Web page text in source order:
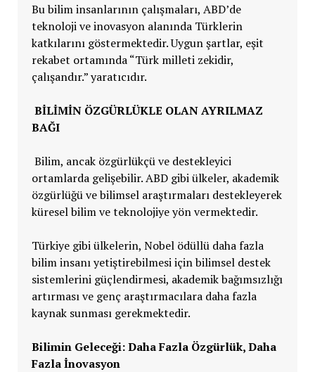
Bu bilim insanlarının çalışmaları, ABD’de
teknoloji ve inovasyon alanında Türklerin
katkılarını göstermektedir. Uygun şartlar, eşit
rekabet ortamında “Türk milleti zekidir,
çalışandır.” yaratıcıdır.
BILIMIN ÖZGÜRLÜKLE OLAN AYRILMAZ
BAĞI
Bilim, ancak özgürlükçü ve destekleyici
ortamlarda gelişebilir. ABD gibi ülkeler, akademik
özgürlüğü ve bilimsel araştırmaları destekleyerek
küresel bilim ve teknolojiye yön vermektedir.
Türkiye gibi ülkelerin, Nobel ödüllü daha fazla
bilim insanı yetiştirebilmesi için bilimsel destek
sistemlerini güçlendirmesi, akademik bağımsızlığı
artırması ve genç araştırmacılara daha fazla
kaynak sunması gerekmektedir.
Bilimin Geleceği: Daha Fazla Özgürlük, Daha
Fazla İnovasyon